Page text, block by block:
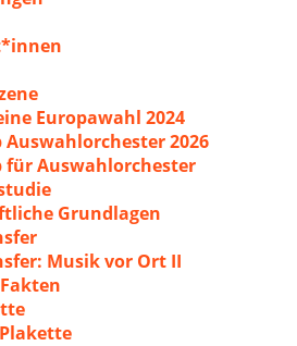
Europawahl 2024
2026
für Auswahlorchester
Grundlagen
Musik vor Ort II